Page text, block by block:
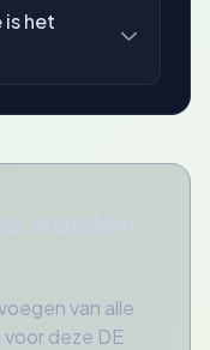
is het
van alle
deze DE